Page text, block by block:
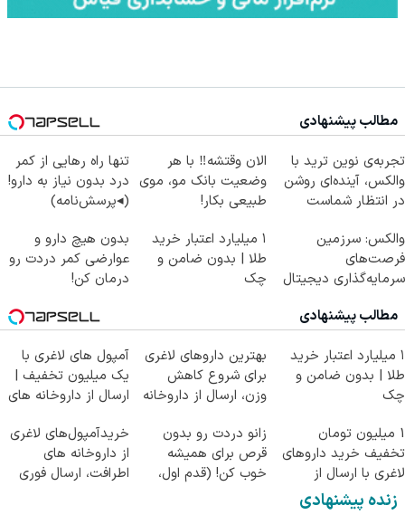
مطالب پیشنهادی
تجربه‌ی نوین ترید با
والکس، آینده‌ای روشن
در انتظار شماست
الان وقتشه‼️ با هر
وضعیت بانک مو، موی
طبیعی بکار!
تنها راه رهایی از کمر
درد بدون نیاز به دارو!
(◂پرسش‌نامه)
والکس: سرزمین
فرصت‌های
سرمایه‌گذاری دیجیتال
۱ میلیارد اعتبار خرید
طلا | بدون ضامن و
چک
بدون هیچ دارو و
عوارضی کمر دردت رو
درمان کن!
مطالب پیشنهادی
۱ میلیارد اعتبار خرید
طلا | بدون ضامن و
چک
بهترین داروهای لاغری
برای شروع کاهش
وزن، ارسال از داروخانه
آمپول های لاغری با
یک میلیون تخفیف |
ارسال از داروخانه های
1 میلیون تومان
تخفیف خرید داروهای
لاغری با ارسال از
داروخانه و پک یخ!
زانو دردت رو بدون
قرص برای همیشه
خوب کن! (قدم اول،
خریدآمپول‌های لاغری
از داروخانه های
اطرافت، ارسال فوری
زنده پیشنهادی